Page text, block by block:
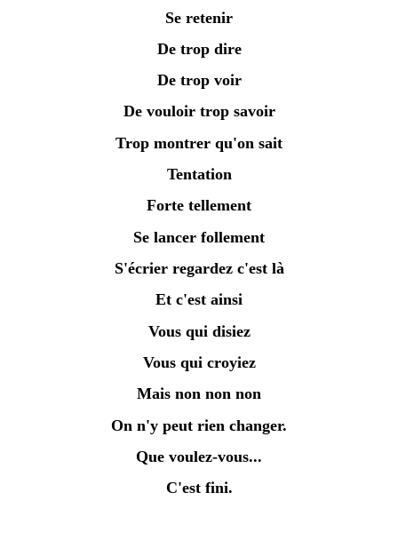
Se retenir
De trop dire
De trop voir
De vouloir trop savoir
Trop montrer qu'on sait
Tentation
Forte tellement
Se lancer follement
S'écrier regardez c'est là
Et c'est ainsi
Vous qui disiez
Vous qui croyiez
Mais non non non
On n'y peut rien changer.
Que voulez-vous...
C'est fini.